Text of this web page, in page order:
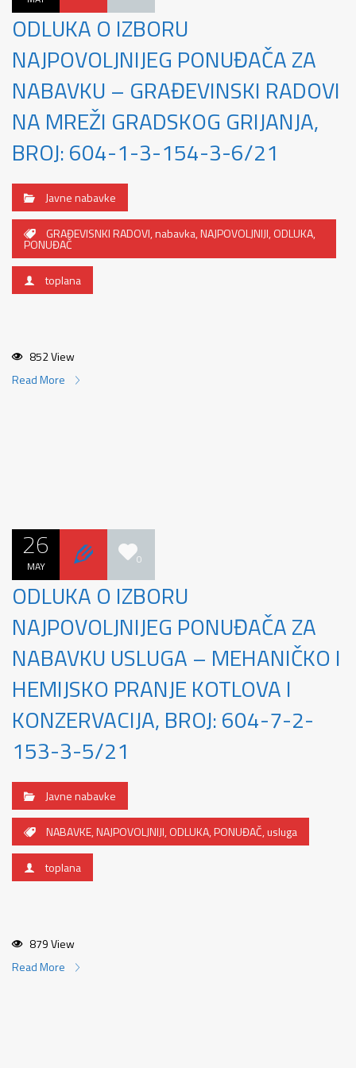
ODLUKA O IZBORU
NAJPOVOLJNIJEG PONUĐAČA ZA
NABAVKU – GRAĐEVINSKI RADOVI
NA MREŽI GRADSKOG GRIJANJA,
BROJ: 604-1-3-154-3-6/21
Javne nabavke
GRAĐEVISNKI RADOVI,nabavka,NAJPOVOLJNIJI,ODLUKA,
PONUĐAČ
toplana
852 View
Read More
26
MAY 0
ODLUKA O IZBORU
NAJPOVOLJNIJEG PONUĐAČA ZA
NABAVKU USLUGA – MEHANIČKO I
HEMIJSKO PRANJE KOTLOVA I
KONZERVACIJA, BROJ: 604-7-2-
153-3-5/21
Javne nabavke
NABAVKE,NAJPOVOLJNIJI,ODLUKA,PONUĐAČ,usluga
toplana
879 View
Read More